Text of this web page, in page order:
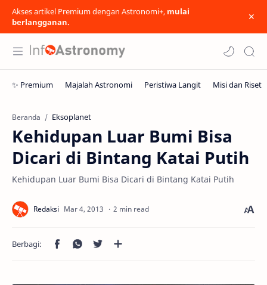
Akses artikel Premium dengan Astronomi+, mulai
berlangganan.
Beranda Eksoplanet
Kehidupan Luar Bumi Bisa
Dicari di Bintang Katai Putih
Kehidupan Luar Bumi Bisa Dicari di Bintang Katai Putih
2 min read